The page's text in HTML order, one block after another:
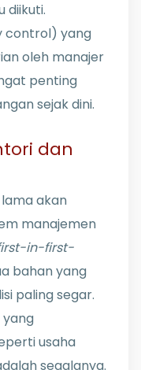
diikuti.
control) yang
oleh manajer
penting
sejak dini.
dan
akan
manajemen
in-first-
bahan yang
paling segar.
yang
usaha
segalanya.